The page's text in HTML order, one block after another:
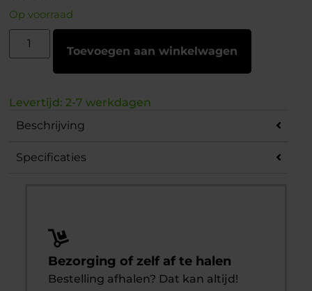
Op voorraad
Toevoegen aan winkelwagen
Levertijd: 2-7 werkdagen
Beschrijving
Specificaties
Bezorging of zelf af te halen
Bestelling afhalen? Dat kan altijd!